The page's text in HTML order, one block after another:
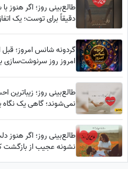
طالع‌بینی روز؛ اگر
دقیقاً برای توست؛ یک
گردونه شانس امروز؛ قبل
امروز روز سرنوشت‌سازی
طالع‌بینی
نمی‌شوند؛ گاهی یک نگاه
طالع‌بینی روز؛ اگر
نشونه عجیب از